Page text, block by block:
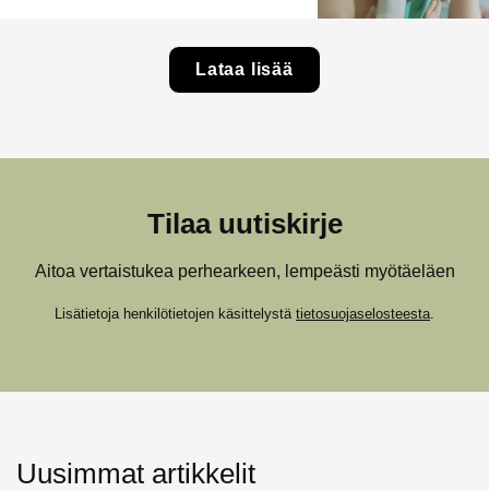
Lataa lisää
Tilaa uutiskirje
Aitoa vertaistukea perhearkeen, lempeästi myötäeläen
Lisätietoja henkilötietojen käsittelystä tietosuojaselosteesta.
Uusimmat artikkelit